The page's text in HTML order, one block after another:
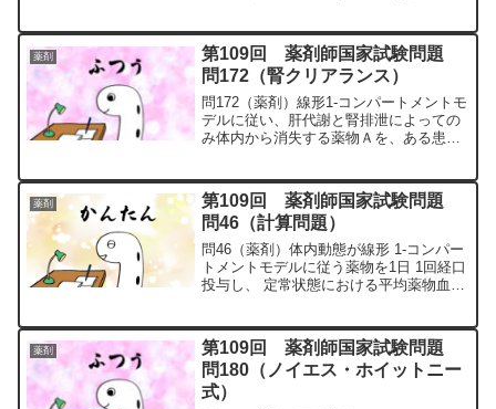
2.「×」3.「×」4....
薬剤
第109回 薬剤師国家試験問題
問172（腎クリアランス）
問172（薬剤）線形1-コンパートメントモ
デルに従い、肝代謝と腎排泄によっての
み体内から消失する薬物Ａを、ある患者
（GFR）を120mL/minとしたとき、薬物
Ａの血漿...
薬剤
第109回 薬剤師国家試験問題
問46（計算問題）
問46（薬剤）体内動態が線形 1-コンパー
トメントモデルに従う薬物を1日 1回経口
投与し、 定常状態における平均薬物血中
イラビリティを0.4とすると、...
薬剤
第109回 薬剤師国家試験問題
問180（ノイエス・ホイットニー
式）